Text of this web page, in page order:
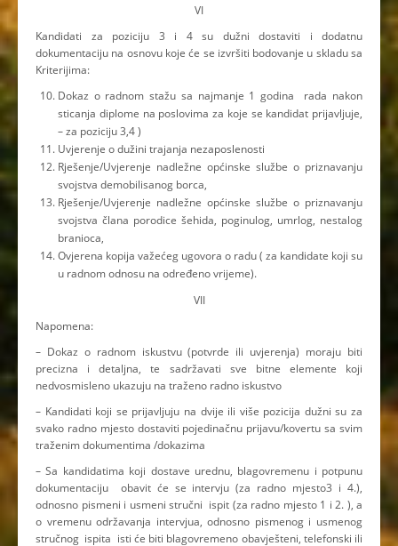
VI
Kandidati za poziciju 3 i 4 su dužni dostaviti i dodatnu
dokumentaciju na osnovu koje će se izvršiti bodovanje u skladu sa
Kriterijima:
Dokaz o radnom stažu sa najmanje 1 godina rada nakon
sticanja diplome na poslovima za koje se kandidat prijavljuje,
– za poziciju 3,4 )
Uvjerenje o dužini trajanja nezaposlenosti
Rješenje/Uvjerenje nadležne općinske službe o priznavanju
svojstva demobilisanog borca,
Rješenje/Uvjerenje nadležne općinske službe o priznavanju
svojstva člana porodice šehida, poginulog, umrlog, nestalog
branioca,
Ovjerena kopija važećeg ugovora o radu ( za kandidate koji su
u radnom odnosu na određeno vrijeme).
VII
Napomena:
– Dokaz o radnom iskustvu (potvrde ili uvjerenja) moraju biti
precizna i detaljna, te sadržavati sve bitne elemente koji
nedvosmisleno ukazuju na traženo radno iskustvo
– Kandidati koji se prijavljuju na dvije ili više pozicija dužni su za
svako radno mjesto dostaviti pojedinačnu prijavu/kovertu sa svim
traženim dokumentima /dokazima
– Sa kandidatima koji dostave urednu, blagovremenu i potpunu
dokumentaciju obavit će se intervju (za radno mjesto3 i 4.),
odnosno pismeni i usmeni stručni ispit (za radno mjesto 1 i 2. ), a
o vremenu održavanja intervjua, odnosno pismenog i usmenog
stručnog ispita isti će biti blagovremeno obavješteni, telefonski ili